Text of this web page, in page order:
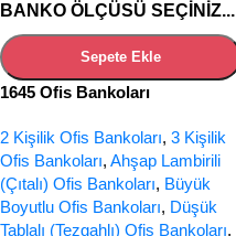
BANKO ÖLÇÜSÜ SEÇINIZ...
Sepete Ekle
1645 Ofis Bankoları
2 Kişilik Ofis Bankoları, 3 Kişilik
Ofis Bankoları, Ahşap Lambirili
(Çıtalı) Ofis Bankoları, Büyük
Boyutlu Ofis Bankoları, Düşük
Tablalı (Tezgahlı) Ofis Bankoları,